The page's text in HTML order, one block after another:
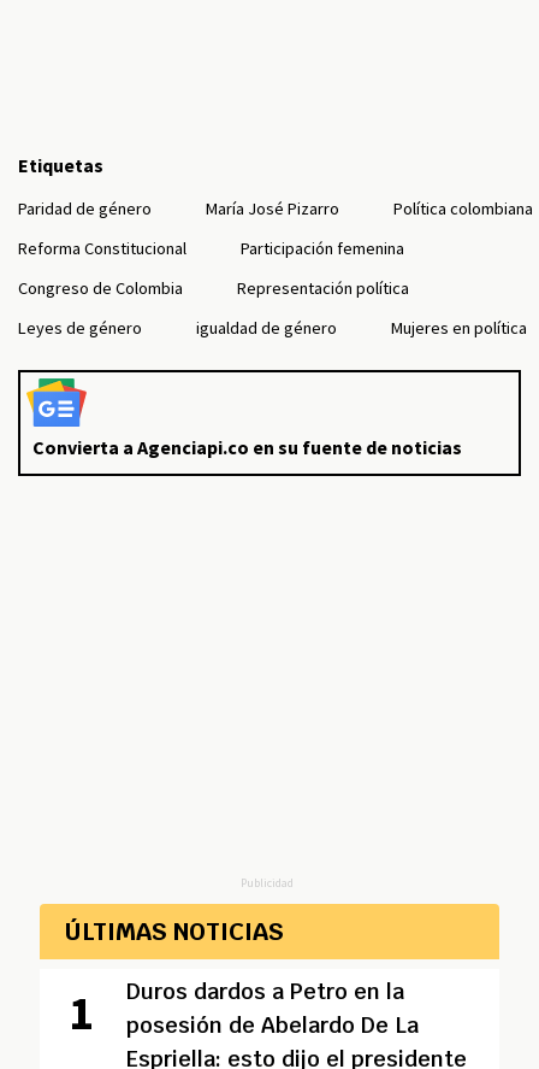
Etiquetas
Paridad de género María José Pizarro
Política colombiana
Reforma Constitucional
Participación femenina
Congreso de Colombia
Representación política
Leyes de género
igualdad de género Mujeres en política
Convierta a Agenciapi.co en su fuente de noticias
Publicidad
ÚLTIMAS NOTICIAS
Duros dardos a Petro en la
posesión de Abelardo De La
Espriella: esto dijo el presidente